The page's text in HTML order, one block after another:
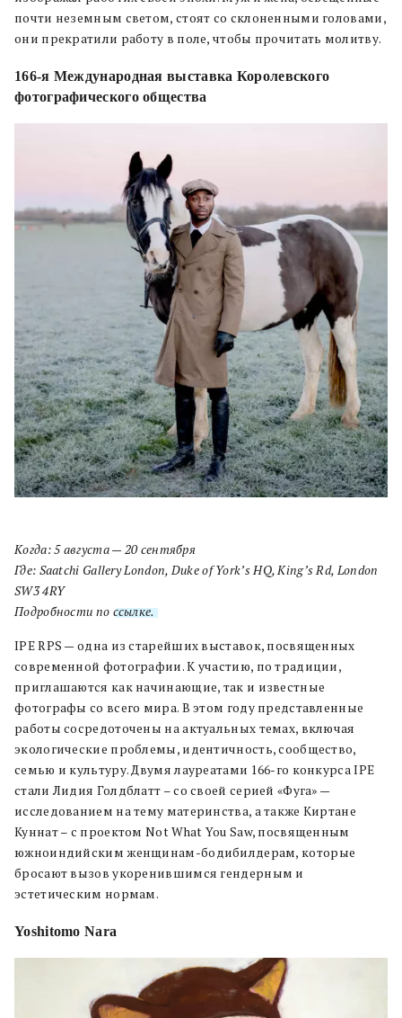
почти неземным светом, стоят со склоненными головами,
они прекратили работу в поле, чтобы прочитать молитву.
166-я Международная выставка Королевского
фотографического общества
Когда: 5 августа — 20 сентября
Где: Saatchi Gallery London, Duke of York’s HQ, King’s Rd, London
SW3 4RY
Подробности по ссылке.
IPE RPS — одна из старейших выставок, посвященных
современной фотографии. К участию, по традиции,
приглашаются как начинающие, так и известные
фотографы со всего мира. В этом году представленные
работы сосредоточены на актуальных темах, включая
экологические проблемы, идентичность, сообщество,
семью и культуру. Двумя лауреатами 166-го конкурса IPE
стали Лидия Голдблатт – со своей серией «Фуга» —
исследованием на тему материнства, а также Киртане
Куннат – с проектом Not What You Saw, посвященным
южноиндийским женщинам-бодибилдерам, которые
бросают вызов укоренившимся гендерным и
эстетическим нормам.
Yoshitomo Nara